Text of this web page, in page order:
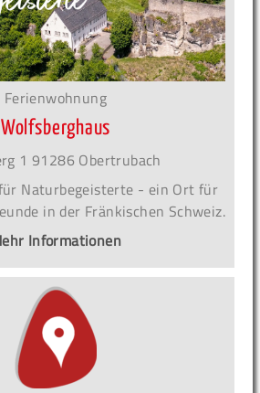
Ferienwohnung
Wolfsberghaus
1 91286 Obertrubach
Naturbegeisterte - ein Ort für
in der Fränkischen Schweiz.
Informationen